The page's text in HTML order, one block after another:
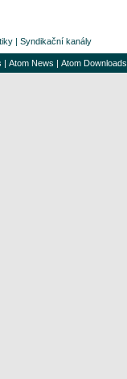
| Syndikační kanály
| Atom News | Atom Downloads